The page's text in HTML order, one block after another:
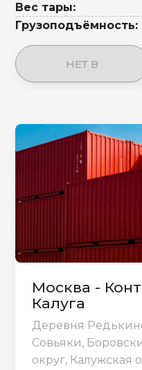
Вес тары:
Грузоподъёмность:
НЕТ В
Москва -
Калуга
Деревня
Совьяки,
округ, Калужская